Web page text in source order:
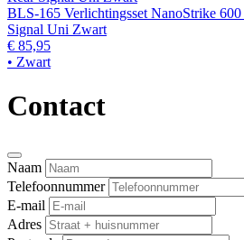
BLS-165 Verlichtingsset NanoStrike
Signal Uni Zwart
€ 85,95
• Zwart
Contact
Naam
Telefoonnummer
E-mail
Adres